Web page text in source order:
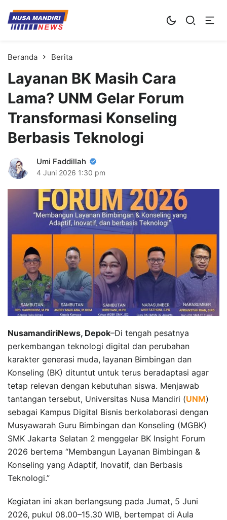
Kampus Digital Bisnis
Universitas Nusa Mandiri
Beranda Berita
Layanan BK Masih Cara
Lama? UNM Gelar Forum
Transformasi Konseling
Berbasis Teknologi
Umi Faddillah
4 Juni 2026 1:30 pm
NusamandiriNews, Depok–Di tengah pesatnya
perkembangan teknologi digital dan perubahan
karakter generasi muda, layanan Bimbingan dan
Konseling (BK) dituntut untuk terus beradaptasi agar
tetap relevan dengan kebutuhan siswa. Menjawab
tantangan tersebut, Universitas Nusa Mandiri (UNM)
sebagai Kampus Digital Bisnis berkolaborasi dengan
Musyawarah Guru Bimbingan dan Konseling (MGBK)
SMK Jakarta Selatan 2 menggelar BK Insight Forum
2026 bertema “Membangun Layanan Bimbingan &
Konseling yang Adaptif, Inovatif, dan Berbasis
Teknologi.”
Kegiatan ini akan berlangsung pada Jumat, 5 Juni
2026, pukul 08.00–15.30 WIB, bertempat di Aula